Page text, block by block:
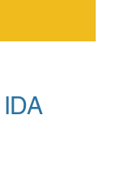
IDA